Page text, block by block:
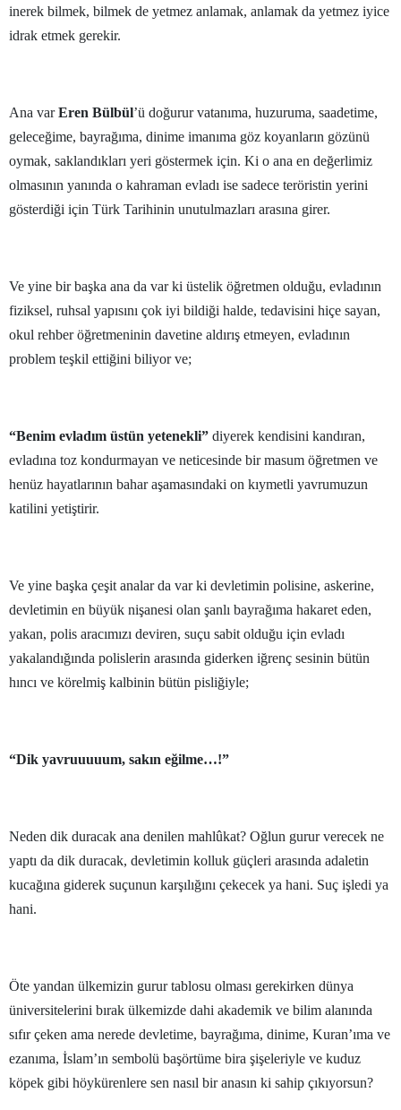
Gümüşhane
Hakkari
Hatay
Mersin
İstanbul
Kastamonu
Kayseri
Kocaeli
Konya
Kütahya
Malatya
Kahramanmaraş
Muğla
Muş
Ordu
Rize
Sakarya
Samsun
inerek bilmek, bilmek de yetmez anlamak, anlamak da yetmez iyice
idrak etmek gerekir.
Ana varEren Bülbül’ü doğurur vatanıma, huzuruma, saadetime,
geleceğime, bayrağıma, dinime imanıma göz koyanların gözünü
oymak, saklandıkları yeri göstermek için. Ki o ana en değerlimiz
olmasının yanında o kahraman evladı ise sadece teröristin yerini
gösterdiği için Türk Tarihinin unutulmazları arasına girer.
Ve yine bir başka ana da var ki üstelik öğretmen olduğu, evladının
fiziksel, ruhsal yapısını çok iyi bildiği halde, tedavisini hiçe sayan,
okul rehber öğretmeninin davetine aldırış etmeyen, evladının
problem teşkil ettiğini biliyor ve;
“Benim evladım üstün yetenekli” diyerek kendisini kandıran,
evladına toz kondurmayan ve neticesinde bir masum öğretmen ve
henüz hayatlarının bahar aşamasındaki on kıymetli yavrumuzun
katilini yetiştirir.
Ve yine başka çeşit analar da var ki devletimin polisine, askerine,
devletimin en büyük nişanesi olan şanlı bayrağıma hakaret eden,
yakan, polis aracımızı deviren, suçu sabit olduğu için evladı
yakalandığında polislerin arasında giderken iğrenç sesinin bütün
hıncı ve körelmiş kalbinin bütün pisliğiyle;
“Dik yavruuuuum, sakın eğilme…!”
Neden dik duracak ana denilen mahlûkat? Oğlun gurur verecek ne
yaptı da dik duracak, devletimin kolluk güçleri arasında adaletin
kucağına giderek suçunun karşılığını çekecek ya hani. Suç işledi ya
hani.
Öte yandan ülkemizin gurur tablosu olması gerekirken dünya
üniversitelerini bırak ülkemizde dahi akademik ve bilim alanında
sıfır çeken ama nerede devletime, bayrağıma, dinime, Kuran’ıma ve
ezanıma, İslam’ın sembolü başörtüme bira şişeleriyle ve kuduz
köpek gibi höykürenlere sen nasıl bir anasın ki sahip çıkıyorsun?